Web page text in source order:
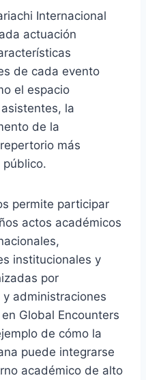
Internacional
actuación
de cada evento
el espacio
la
de la
más
permite participar
actos académicos
institucionales y
por
administraciones
Global Encounters
de cómo la
puede integrarse
académico de alto